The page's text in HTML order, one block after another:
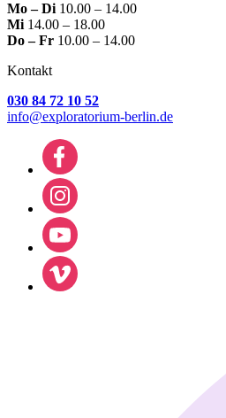
Mo – Di10.00 – 14.00
Mi14.00 – 18.00
Do – Fr 10.00 – 14.00
Kontakt
030 84 72 10 52
info@exploratorium-berlin.de